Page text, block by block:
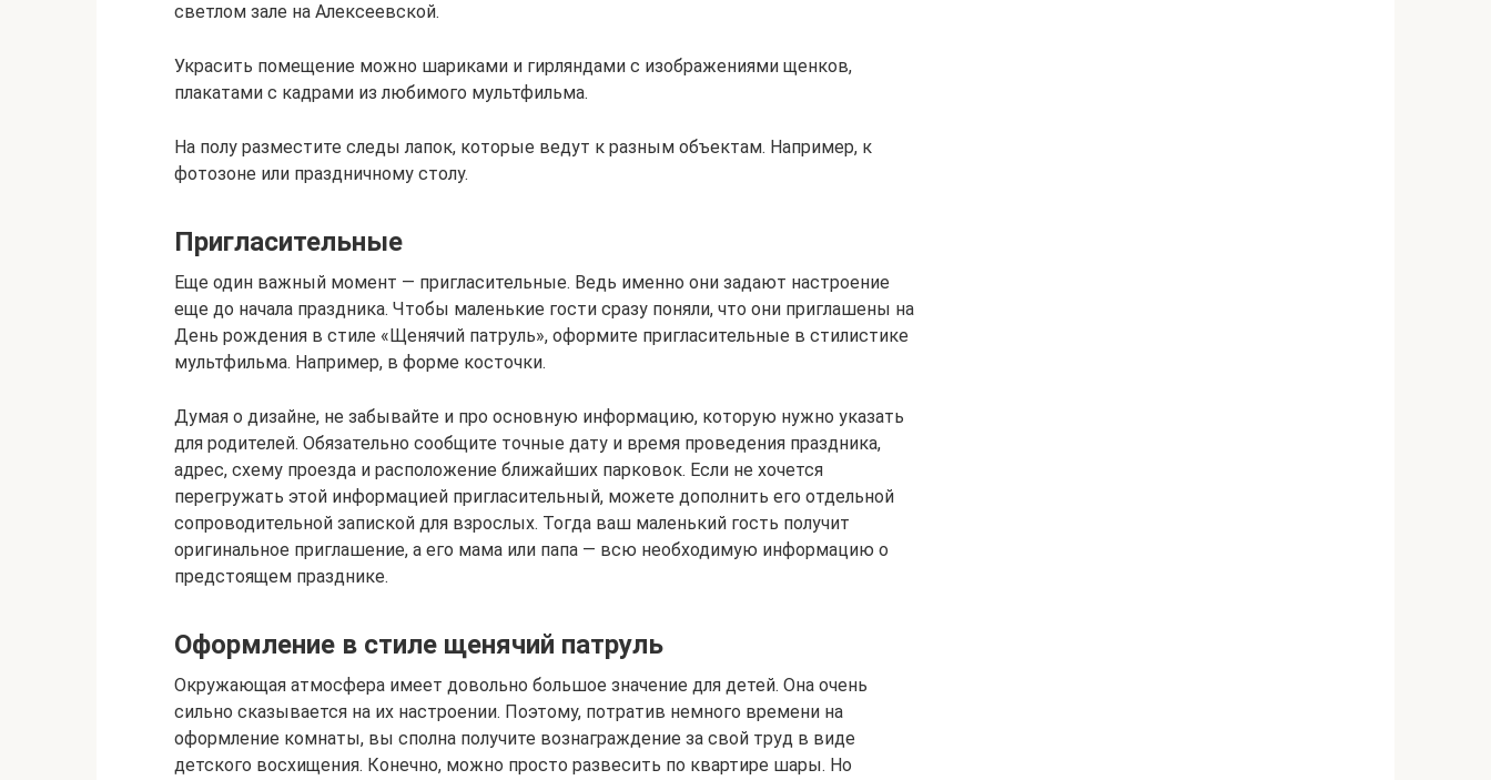
светлом зале на Алексеевской.
Украсить помещение можно шариками и гирляндами с изображениями щенков,
плакатами с кадрами из любимого мультфильма.
На полу разместите следы лапок, которые ведут к разным объектам. Например, к
фотозоне или праздничному столу.
Пригласительные
Еще один важный момент — пригласительные. Ведь именно они задают настроение
еще до начала праздника. Чтобы маленькие гости сразу поняли, что они приглашены на
День рождения в стиле «Щенячий патруль», оформите пригласительные в стилистике
мультфильма. Например, в форме косточки.
Думая о дизайне, не забывайте и про основную информацию, которую нужно указать
для родителей. Обязательно сообщите точные дату и время проведения праздника,
адрес, схему проезда и расположение ближайших парковок. Если не хочется
перегружать этой информацией пригласительный, можете дополнить его отдельной
сопроводительной запиской для взрослых. Тогда ваш маленький гость получит
оригинальное приглашение, а его мама или папа — всю необходимую информацию о
предстоящем празднике.
Оформление в стиле щенячий патруль
Окружающая атмосфера имеет довольно большое значение для детей. Она очень
сильно сказывается на их настроении. Поэтому, потратив немного времени на
оформление комнаты, вы сполна получите вознаграждение за свой труд в виде
детского восхищения. Конечно, можно просто развесить по квартире шары. Но